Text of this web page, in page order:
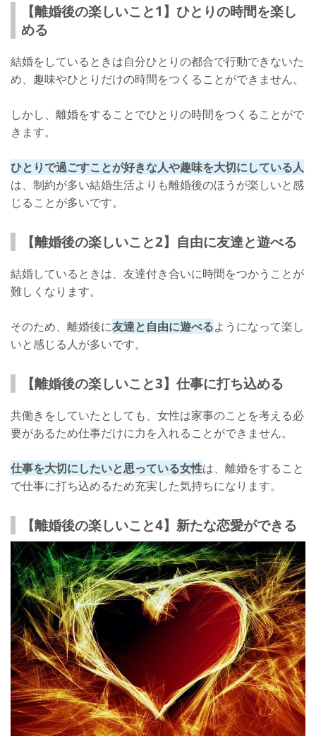
【離婚後の楽しいこと1】ひとりの時間を楽し
める
結婚をしているときは自分ひとりの都合で行動できないた
め、趣味やひとりだけの時間をつくることができません。
しかし、離婚をすることでひとりの時間をつくることがで
きます。
ひとりで過ごすことが好きな人や趣味を大切にしている人
は、制約が多い結婚生活よりも離婚後のほうが楽しいと感
じることが多いです。
【離婚後の楽しいこと2】自由に友達と遊べる
結婚しているときは、友達付き合いに時間をつかうことが
難しくなります。
そのため、離婚後に友達と自由に遊べるようになって楽し
いと感じる人が多いです。
【離婚後の楽しいこと3】仕事に打ち込める
共働きをしていたとしても、女性は家事のことを考える必
要があるため仕事だけに力を入れることができません。
仕事を大切にしたいと思っている女性は、離婚をすること
で仕事に打ち込めるため充実した気持ちになります。
【離婚後の楽しいこと4】新たな恋愛ができる